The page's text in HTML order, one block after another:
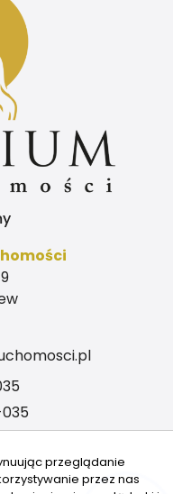
tu
przeglądanie
przez nas